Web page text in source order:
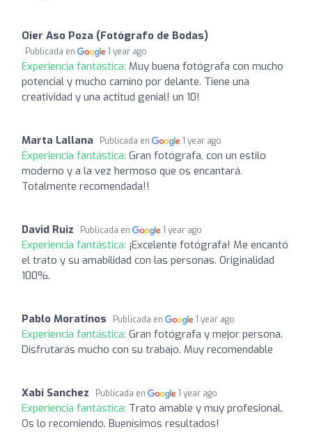
Oier Aso Poza (Fotógrafo de Bodas)
Publicada en 1 year ago
Experiencia fantástica: Muy buena fotógrafa con mucho
potencial y mucho camino por delante. Tiene una
creatividad y una actitud genial! un 10!
Marta Lallana Publicada en 1 year ago
Experiencia fantástica: Gran fotógrafa, con un estilo
moderno y a la vez hermoso que os encantará.
Totalmente recomendada!!
David Ruiz Publicada en 1 year ago
Experiencia fantástica: ¡Excelente fotógrafa! Me encantó
el trato y su amabilidad con las personas. Originalidad
100%.
Pablo Moratinos Publicada en 1 year ago
Experiencia fantástica: Gran fotógrafa y mejor persona.
Disfrutarás mucho con su trabajo. Muy recomendable
Xabi Sanchez Publicada en 1 year ago
Experiencia fantástica: Trato amable y muy profesional.
Os lo recomiendo. Buenísimos resultados!